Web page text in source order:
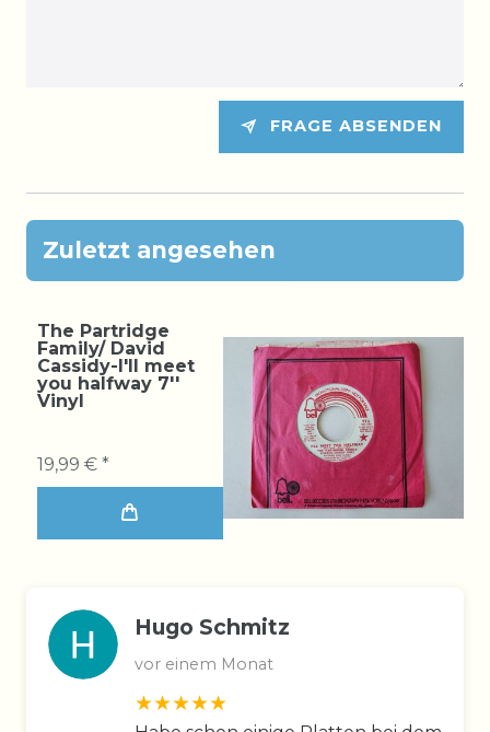
FRAGE ABSENDEN
Zuletzt angesehen
The Partridge
Family/ David
Cassidy-I'll meet
you halfway 7''
Vinyl
19,99 € *
Hugo Schmitz
vor einem Monat